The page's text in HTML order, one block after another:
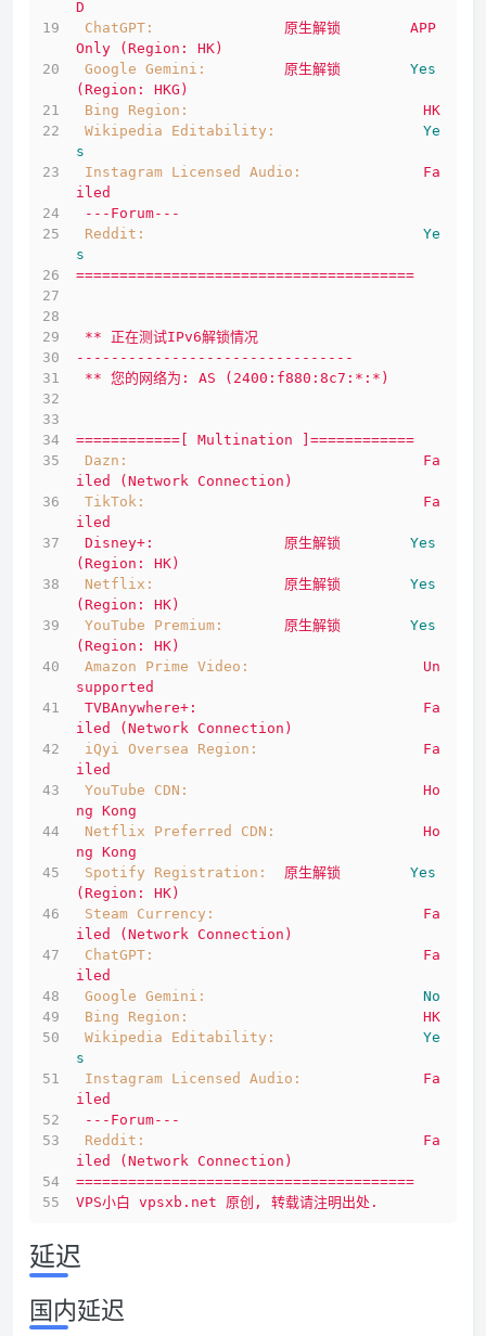
D
ChatGPT:
原生解锁
APP
Only
(Region:
HK)
Google Gemini:
原生解锁
Yes
(Region:
HKG)
Bing Region:
HK
Wikipedia Editability:
Ye
s
Instagram Licensed Audio:
Fa
iled
---Forum---
Reddit:
Ye
s
=======================================
**
正在测试IPv6解锁情况
--------------------------------
** 您的网络为: AS (2400:f880:8c7:*:*)
============[ Multination
]============
Dazn:
Fa
iled
(Network Connection)
TikTok:
Fa
iled
Disney+:
原生解锁
Yes
(Region:
HK)
Netflix:
原生解锁
Yes
(Region:
HK)
YouTube Premium:
原生解锁
Yes
(Region:
HK)
Amazon Prime Video:
Un
supported
TVBAnywhere+:
Fa
iled
(Network Connection)
iQyi Oversea Region:
Fa
iled
YouTube CDN:
Ho
ng Kong
Netflix Preferred CDN:
Ho
ng Kong
Spotify Registration:
原生解锁
Yes
(Region:
HK)
Steam Currency:
Fa
iled
(Network Connection)
ChatGPT:
Fa
iled
Google Gemini:
No
Bing Region:
HK
Wikipedia Editability:
Ye
s
Instagram Licensed Audio:
Fa
iled
---Forum---
Reddit:
Fa
iled
(Network Connection)
=======================================
VPS小白 vpsxb.net 原创, 转载请注明出处.
延迟
国内延迟